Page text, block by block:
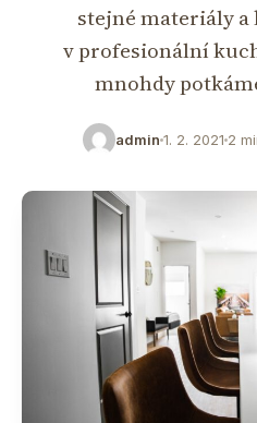
stejné materiály
v profesionální
mnohdy
admin 1. 2. 2021 2